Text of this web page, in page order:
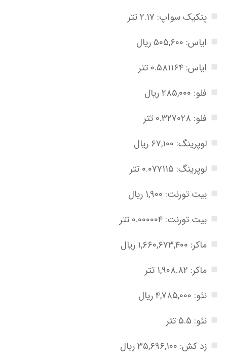
پنکیک سواپ: ۲.۱۷ تتر
ایاس: ۵۰۵,۶۰۰ ریال
ایاس: ۰.۵۸۱۱۶۴ تتر
فلو: ۲۸۵,۰۰۰ ریال
فلو: ۰.۳۲۷۰۲۸ تتر
لوپرینگ: ۶۷,۱۰۰ ریال
لوپرینگ: ۰.۰۷۷۱۱۵ تتر
بیت تورنت: ۱,۹۰۰ ریال
بیت تورنت: ۰.۰۰۰۰۰۴ تتر
ماکر: ۱,۶۶۰,۶۷۳,۴۰۰ ریال
ماکر: ۱,۹۰۸.۸۲ تتر
نئو: ۴,۷۸۵,۰۰۰ ریال
نئو: ۵.۵ تتر
زد کش: ۳۵,۶۹۶,۱۰۰ ریال